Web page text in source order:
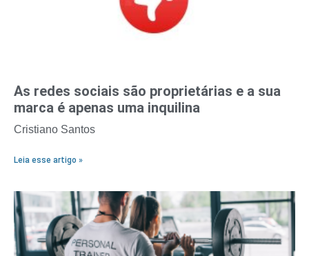
As redes sociais são proprietárias e a sua
marca é apenas uma inquilina
Cristiano Santos
Leia esse artigo »